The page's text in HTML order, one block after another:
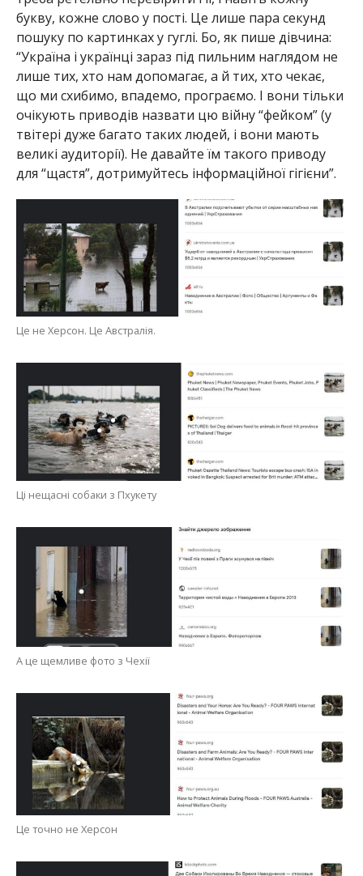
букву, кожне слово у пості. Це лише пара секунд
пошуку по картинках у гуглі. Бо, як пише дівчина:
“Україна і українці зараз під пильним наглядом не
лише тих, хто нам допомагає, а й тих, хто чекає,
що ми схибимо, впадемо, програємо. І вони тільки
очікують приводів назвати цю війну “фейком” (у
твітері дуже багато таких людей, і вони мають
великі аудиторії). Не давайте їм такого приводу
для “щастя”, дотримуйтесь інформаційної гігієни”.
Це не Херсон. Це Австралія.
Ці нещасні собаки з Пхукету
А це щемливе фото з Чехії
Це точно не Херсон